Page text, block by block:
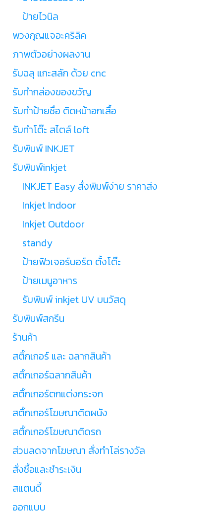
ป้ายไวนิล
พวงกุญแจอะคริลิค
ภาพตัวอย่างผลงาน
รับฉลุ แกะสลัก ด้วย cnc
รับทำกล่องของขวัญ
รับทำป้ายชื่อ ติดหน้าอกเสื้อ
รับทำโต๊ะ สไตล์ loft
รับพิมพ์ INKJET
รับพิมพ์inkjet
INKJET Easy สั่งพิมพ์ง่าย ราคาส่ง
Inkjet Indoor
Inkjet Outdoor
standy
ป้ายฟิวเจอร์บอร์ด ตั้งโต๊ะ
ป้ายเมนูอาหาร
รับพิมพ์ inkjet UV บนวัสดุ
รับพิมพ์สกรีน
ร้านค้า
สติ๊กเกอร์ และ ฉลากสินค้า
สติ๊กเกอร์ฉลากสินค้า
สติ๊กเกอร์ตกแต่งกระจก
สติ๊กเกอร์โฆษณาติดผนัง
สติ๊กเกอร์โฆษณาติดรถ
ส่วนลดจากโฆษณา สั่งทำโล่รางวัล
สั่งซื้อและชำระเงิน
สแตนดี้
ออกแบบ